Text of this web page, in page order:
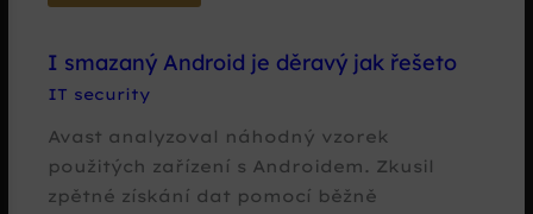
I smazaný Android je děravý jak řešeto
IT security
Avast analyzoval náhodný vzorek
použitých zařízení s Androidem. Zkusil
zpětné získání dat pomocí běžně